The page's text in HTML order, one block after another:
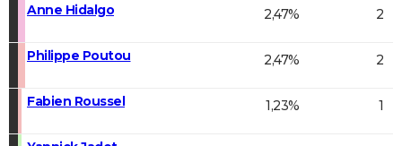
Anne Hidalgo 2,47% 2
Philippe Poutou 2,47% 2
Fabien Roussel 1,23% 1